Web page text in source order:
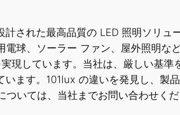
された最高品質の LED 照明ソリュ
球、ソーラー ファン、屋外照明な
現しています。当社は、厳しい基準
ます。101lux の違いを発見し、製
いては、当社までお問い合わせくだ